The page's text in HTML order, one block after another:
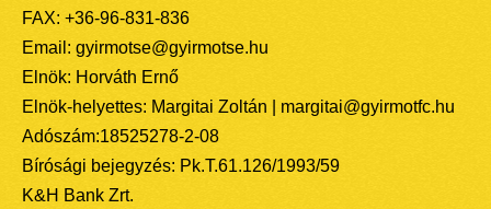
FAX: +36-96-831-836
Email: gyirmotse@gyirmotse.hu
Elnök: Horváth Ernő
Elnök-helyettes: Margitai Zoltán | margitai@gyirmotfc.hu
Adószám:18525278-2-08
Bírósági bejegyzés: Pk.T.61.126/1993/59
K&H Bank Zrt.